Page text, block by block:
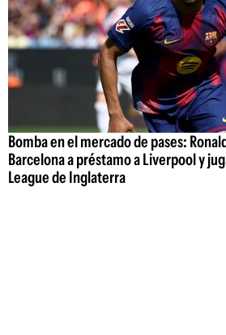
Bomba en el mercado de pases:
Barcelona a préstamo a Liverpool y
League de Inglaterra